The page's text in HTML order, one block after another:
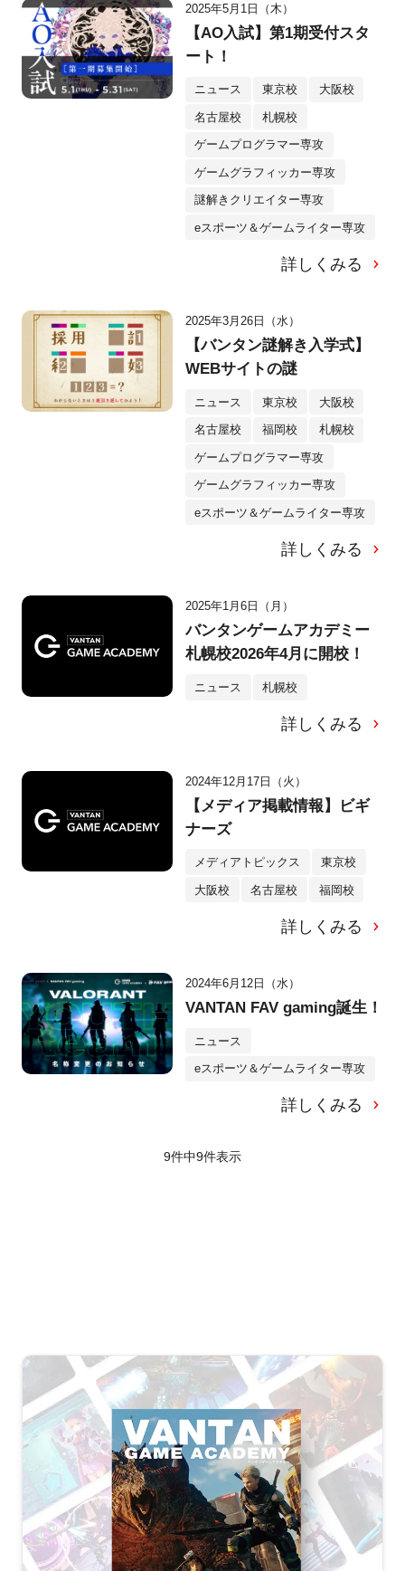
2025年5月1日（木）
【AO入試】第1期受付スタ
ート！
ニュース 東京校 大阪校
名古屋校 札幌校
ゲームプログラマー専攻
ゲームグラフィッカー専攻
謎解きクリエイター専攻
eスポーツ＆ゲームライター専攻
詳しくみる
2025年3月26日（水）
【バンタン謎解き入学式】
WEBサイトの謎
ニュース 東京校 大阪校
名古屋校 福岡校 札幌校
ゲームプログラマー専攻
ゲームグラフィッカー専攻
eスポーツ＆ゲームライター専攻
詳しくみる
2025年1月6日（月）
バンタンゲームアカデミー
札幌校2026年4月に開校！
ニュース 札幌校
詳しくみる
2024年12月17日（火）
【メディア掲載情報】ビギ
ナーズ
メディアトピックス 東京校
大阪校 名古屋校 福岡校
詳しくみる
2024年6月12日（水）
VANTAN FAV gaming誕生！
ニュース
eスポーツ＆ゲームライター専攻
詳しくみる
9件中9件表示